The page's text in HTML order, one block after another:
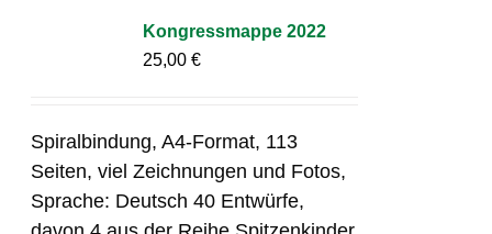
Kongressmappe 2022
25,00€
Spiralbindung, A4-Format, 113
Seiten, viel Zeichnungen und Fotos,
Sprache: Deutsch 40 Entwürfe,